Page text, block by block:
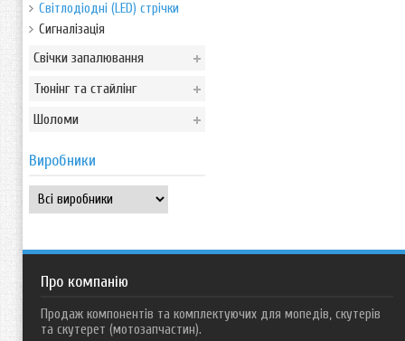
Світлодіодні (LED) стрічки
Сигналізація
Свічки запалювання
Тюнінг та стайлінг
Шоломи
Виробники
Про компанію
Продаж компонентів та комплектуючих для мопедів, скутерів
та скутерет (мотозапчастин).